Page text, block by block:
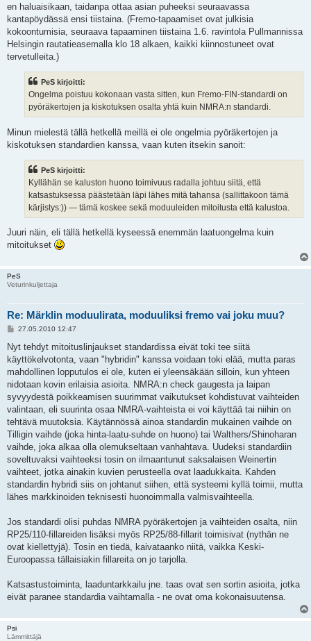
en haluaisikaan, taidanpa ottaa asian puheeksi seuraavassa
kantapöydässä ensi tiistaina. (Fremo-tapaamiset ovat julkisia
kokoontumisia, seuraava tapaaminen tiistaina 1.6. ravintola Pullmannissa
Helsingin rautatieasemalla klo 18 alkaen, kaikki kiinnostuneet ovat
tervetulleita.)
PeS kirjoitti:
Ongelma poistuu kokonaan vasta sitten, kun Fremo-FIN-standardi on
pyöräkertojen ja kiskotuksen osalta yhtä kuin NMRA:n standardi.
Minun mielestä tällä hetkellä meillä ei ole ongelmia pyöräkertojen ja
kiskotuksen standardien kanssa, vaan kuten itsekin sanoit:
PeS kirjoitti:
Kyllähän se kaluston huono toimivuus radalla johtuu siitä, että
katsastuksessa päästetään läpi lähes mitä tahansa (sallittakoon tämä
kärjistys:)) — tämä koskee sekä moduuleiden mitoitusta että kalustoa.
Juuri näin, eli tällä hetkellä kyseessä enemmän laatuongelma kuin
mitoitukset
PeS
Veturinkuljettaja
Re: Märklin moduulirata, moduuliksi fremo vai joku muu?
V
e
s
t
i
27.05.2010 12:47
Nyt tehdyt mitoituslinjaukset standardissa eivät toki tee siitä
käyttökelvotonta, vaan "hybridin" kanssa voidaan toki elää, mutta paras
mahdollinen lopputulos ei ole, kuten ei yleensäkään silloin, kun yhteen
nidotaan kovin erilaisia asioita. NMRA:n check gaugesta ja laipan
syvyydestä poikkeamisen suurimmat vaikutukset kohdistuvat vaihteiden
valintaan, eli suurinta osaa NMRA-vaihteista ei voi käyttää tai niihin on
tehtävä muutoksia. Käytännössä ainoa standardin mukainen vaihde on
Tilligin vaihde (joka hinta-laatu-suhde on huono) tai Walthers/Shinoharan
vaihde, joka alkaa olla olemukseltaan vanhahtava. Uudeksi standardiin
soveltuvaksi vaihteeksi tosin on ilmaantunut saksalaisen Weinertin
vaihteet, jotka ainakin kuvien perusteella ovat laadukkaita. Kahden
standardin hybridi siis on johtanut siihen, että systeemi kyllä toimii, mutta
lähes markkinoiden teknisesti huonoimmalla valmisvaihteella.
Jos standardi olisi puhdas NMRA pyöräkertojen ja vaihteiden osalta, niin
RP25/110-fillareiden lisäksi myös RP25/88-fillarit toimisivat (nythän ne
ovat kiellettyjä). Tosin en tiedä, kaivataanko niitä, vaikka Keski-
Euroopassa tällaisiakin fillareita on jo tarjolla.
Katsastustoiminta, laaduntarkkailu jne. taas ovat sen sortin asioita, jotka
eivät paranee standardia vaihtamalla - ne ovat oma kokonaisuutensa.
Psi
Lämmittäjä